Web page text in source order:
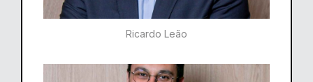
Ricardo Leão​